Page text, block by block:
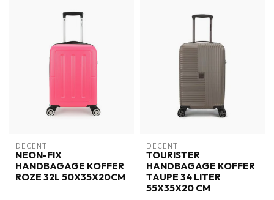
DECENT
NEON-FIX
HANDBAGAGE KOFFER
ROZE 32L 50X35X20CM
DECENT
TOURISTER
HANDBAGAGE KOFFER
TAUPE 34 LITER
55X35X20 CM